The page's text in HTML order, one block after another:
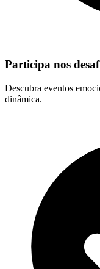
Participa nos
Descubra eventos
dinâmica.